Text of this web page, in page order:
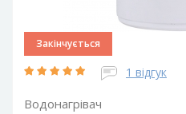
Закінчується
1 відгук
Водонагрівач